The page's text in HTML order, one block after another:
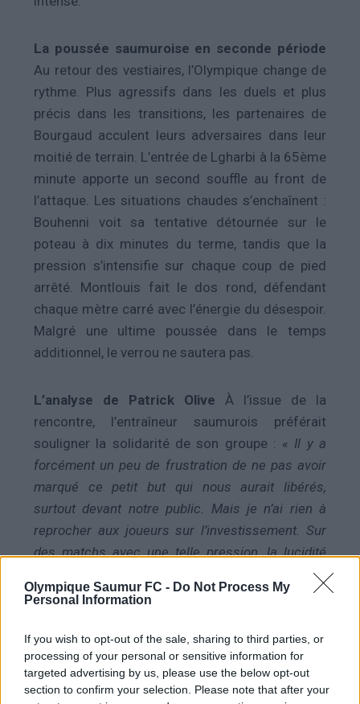
Olympique Saumur FC - Do Not Process My
Personal Information
If you wish to opt-out of the sale, sharing to third parties, or
processing of your personal or sensitive information for
targeted advertising by us, please use the below opt-out
section to confirm your selection. Please note that after your
La poussée saumuroise en seconde période
Au retour des vestiaires, l’Olympique change de
rythme. Plus agressifs dans les duels et plus
précis dans les transitions, les partenaires de
Bourgaud acculent leurs adversaires dans leur
moitié de terrain. L’entrée de Lgharbi à la 65ème
minute apporte un second souffle au front de
l’attaque. Les situations chaudes s’enchaînent :
Bouhenni voit sa tentative détournée sur le
poteau à dix minutes du terme, tandis que la
pression s’intensifie sur chaque coup de pied
arrêté. Montlouis fait le dos rond, défendant
chaque mètre carré avec l’énergie du désespoir.
Malgré une ultime poussée dans le temps
additionnel, le verrou ne sautera pas.
L’analyse de Patrick Olive À l’issue de la
rencontre, l’entraîneur saumurois préférait
souligner la solidarité de son groupe : « Il y a
forcément un peu de frustration de ne pas avoir
marqué ce petit but qui nous aurait libérés,
surtout devant notre public. Mais je n’ai rien à
reprocher aux joueurs sur l’investissement. Sur
des matchs avec une telle pression, la lucidité
peut parfois faire défaut, mais l’état d’esprit était
là. On prend un point, on reste devant la zone
l’ambition de valider notre place par nous-mêmes.
»